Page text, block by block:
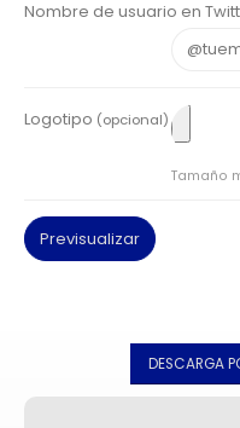
Nombre de usuario en
Logotipo (opcional)
Tamaño
DESCARGA